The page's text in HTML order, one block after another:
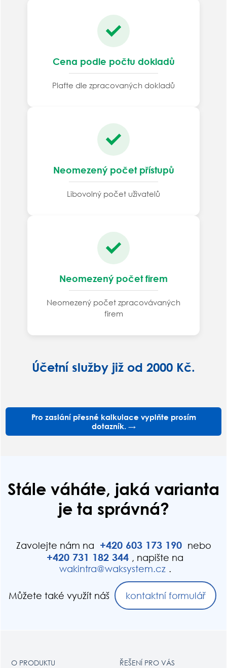
Cena podle počtu dokladů
Plaťte dle zpracovaných dokladů
Neomezený počet přístupů
Libovolný počet uživatelů
Neomezený počet firem
Neomezený počet zpracovávaných
firem
Účetní služby již od 2000 Kč.
Pro zaslání přesné kalkulace vyplňte prosím
dotazník. →
Stále váháte, jaká varianta
je ta správná?
Zavolejte nám na +420603173190 nebo
+420 731 182 344 , napište na
wakintra@waksystem.cz .
Můžete také využít náš kontaktní formulář
O PRODUKTU ŘEŠENÍ PRO VÁS